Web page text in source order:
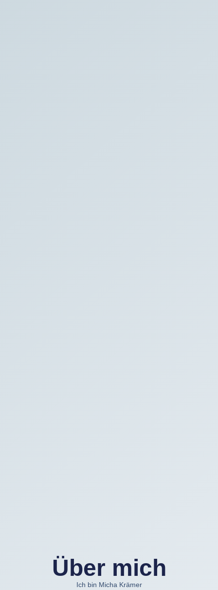
Über mich
Ich bin Micha Krämer